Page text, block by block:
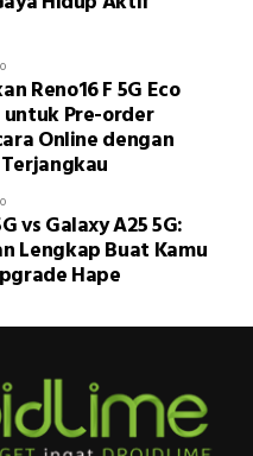
Reno16 F 5G Eco
Pre-order
Online dengan
vs Galaxy A25 5G:
Lengkap Buat Kamu
Hape